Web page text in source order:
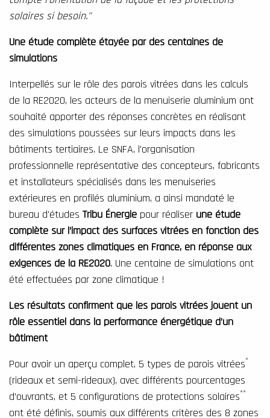
solaires si besoin."
Une étude complète étayée par des centaines de
simulations
Interpellés sur le rôle des parois vitrées dans les calculs
de la RE2020, les acteurs de la menuiserie aluminium ont
souhaité apporter des réponses concrètes en réalisant
des simulations poussées sur leurs impacts dans les
bâtiments tertiaires. Le SNFA, l'organisation
professionnelle représentative des concepteurs, fabricants
et installateurs spécialisés dans les menuiseries
extérieures en profilés aluminium, a ainsi mandaté le
bureau d'études Tribu Énergie pour réaliser une étude
complète sur l’impact des surfaces vitrées en fonction des
différentes zones climatiques en France, en réponse aux
exigences de la RE2020. Une centaine de simulations ont
été effectuées par zone climatique !
Les résultats confirment que les parois vitrées jouent un
rôle essentiel dans la performance énergétique d’un
bâtiment
Pour avoir un aperçu complet, 5 types de parois vitrées*
(rideaux et semi-rideaux), avec différents pourcentages
d’ouvrants, et 5 configurations de protections solaires**
ont été définis, soumis aux différents critères des 8 zones